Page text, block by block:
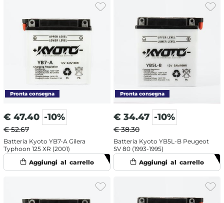
€ 47.40 -10%
€ 52.67
Batteria Kyoto YB7-A Gilera
Typhoon 125 XR (2001)
€ 34.47 -10%
€ 38.30
Batteria Kyoto YB5L-B Peugeot
SV 80 (1993-1995)